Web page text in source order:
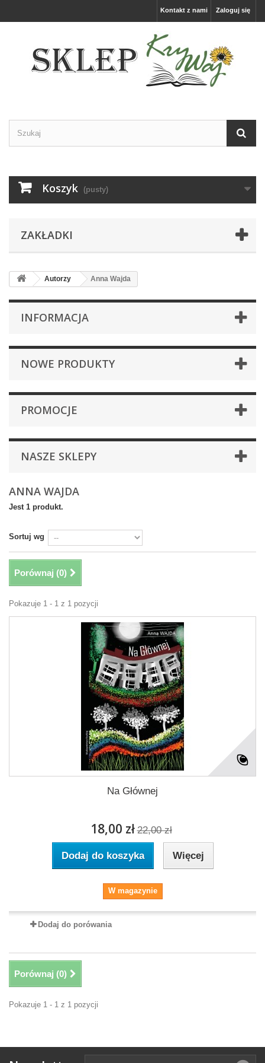
Zaloguj się
Kontakt z nami
Koszyk (pusty)
ZAKŁADKI
Autorzy Anna Wajda
INFORMACJA
NOWE PRODUKTY
PROMOCJE
NASZE SKLEPY
ANNA WAJDA
Jest 1 produkt.
Sortuj wg
Porównaj (0)
Pokazuje 1 - 1 z 1 pozycji
Na Głównej
18,00 zł 22,00 zł
Dodaj do koszyka Więcej
W magazynie
Dodaj do porówania
Porównaj (0)
Pokazuje 1 - 1 z 1 pozycji